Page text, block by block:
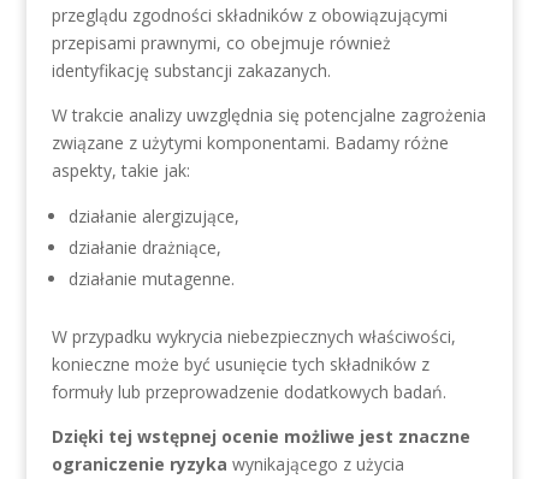
przeglądu zgodności składników z obowiązującymi
przepisami prawnymi, co obejmuje również
identyfikację substancji zakazanych.
W trakcie analizy uwzględnia się potencjalne zagrożenia
związane z użytymi komponentami. Badamy różne
aspekty, takie jak:
działanie alergizujące,
działanie drażniące,
działanie mutagenne.
W przypadku wykrycia niebezpiecznych właściwości,
konieczne może być usunięcie tych składników z
formuły lub przeprowadzenie dodatkowych badań.
Dzięki tej wstępnej ocenie możliwe jest znaczne
ograniczenie ryzyka wynikającego z użycia